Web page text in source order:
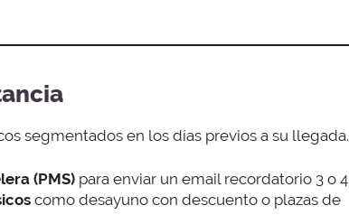
segmentados en los días previos a su llegada.
(PMS) para enviar un email recordatorio 3 o 4
como desayuno con descuento o plazas de